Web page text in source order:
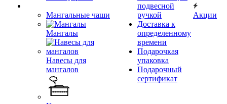
Мангальные чаши
Мангалы
Навесы для
мангалов
подвесной
ручкой
Доставка к
определенному
времени
Подарочкая
упаковка
Подарочный
сертификат
Акции